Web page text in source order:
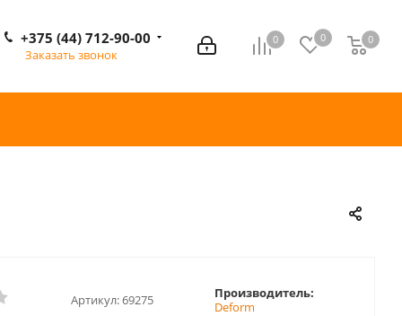
0 0 0
0
+375 (44) 712-90-00
Заказать звонок
Артикул:69275
Производитель:
Deform